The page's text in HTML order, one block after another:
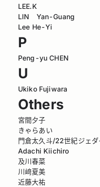
LEE.K
LIN Yan-Guang
Lee He-Yi
P
Peng-yu CHEN
U
Ukiko Fujiwara
Others
宮間夕子
きゃらあい
門倉太久斗/22世紀ジェダ
Adachi Kiichiro
及川春菜
川﨑夏美
近藤大祐